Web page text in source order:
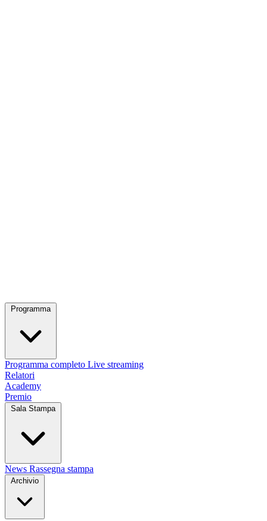
Programma
Programma completo Live streaming
Relatori
Academy
Premio
Sala Stampa
News Rassegna stampa
Archivio